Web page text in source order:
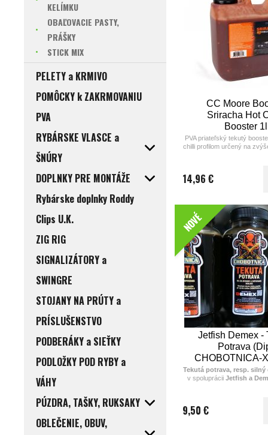
KELÍMKU
OBAĽOVACIE PASTY,
PRÁŠKY
STICK MIX
PELETY a KRMIVO
POMÔCKY k ZAKRMOVANIU
PVA
RYBÁRSKE VLASCE a
ŠNÚRY
DOPLNKY PRE MONTÁŽE
Rybárske doplnky Roddy
Clips U.K.
ZIG RIG
SIGNALIZÁTORY a
SWINGRE
STOJANY NA PRÚTY a
PRÍSLUŠENSTVO
PODBERÁKY a SIEŤKY
PODLOŽKY POD RYBY a
VÁHY
PÚZDRA, TAŠKY, RUKSAKY
OBLEČENIE, OBUV,
CC Moore
Sriracha Hot
Booster 1l
PVA priateľský tekutý
chilli profilom určený na
14,96 €
NOVÉ
Jetfish Demex -
Potrava
CHOBOTNICA-
Tekutá potrava, resp. silný
v spoluprácii Jetfish a
extraktov...), ktoré boli
9,50 €